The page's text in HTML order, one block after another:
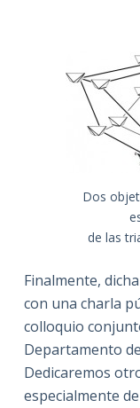
Dos
de las
Finalmente,
con una charla
colloquio
Departamento
Dedicaremos
especialmente